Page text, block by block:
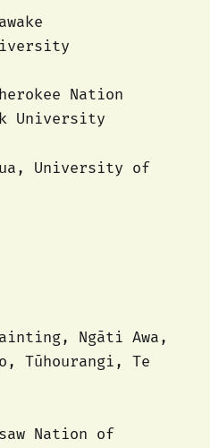
Nation
University
University of
Ngāti Awa,
Tūhourangi, Te
Nation of